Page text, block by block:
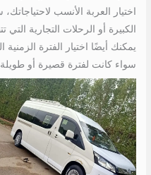
اختيار العربة الأنسب
الكبيرة أو الرحلات التجارية
يمكنك أيضًا اختيار الفترة
سواء كانت لفترة قصيرة أو